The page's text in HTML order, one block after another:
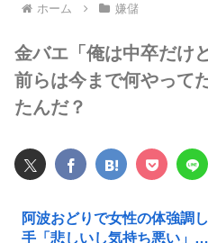
ホーム 嫌儲
金バエ「俺は中卒だけ
前らは今まで何やって
たんだ？
阿波おどりで女性の体強調
手「悲しいし気持ち悪い」